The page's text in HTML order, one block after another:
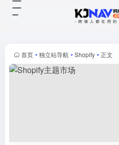
首页 • 独立站导航 • Shopify • 正文
求进行定制。